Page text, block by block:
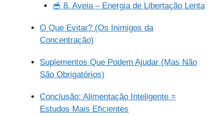
🥣 8. Aveia – Energia de Libertação Lenta
O Que Evitar? (Os Inimigos da
Concentração)
Suplementos Que Podem Ajudar (Mas Não
São Obrigatórios)
Conclusão: Alimentação Inteligente =
Estudos Mais Eficientes